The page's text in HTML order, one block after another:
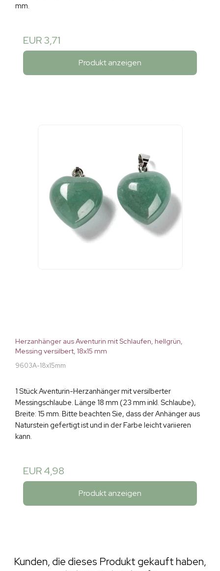
mm.
EUR 3,71
Produkt anzeigen
Herzanhänger aus Aventurin mit Schlaufen, hellgrün,
Messing versilbert, 18x15 mm
9603A-18x15mm
1 Stück Aventurin-Herzanhänger mit versilberter
Messingschlaube. Länge 18 mm (23 mm inkl. Schlaube),
Breite: 15 mm. Bitte beachten Sie, dass der Anhänger aus
Naturstein gefertigt ist und in der Farbe leicht variieren
kann.
EUR 4,98
Produkt anzeigen
Kunden, die dieses Produkt gekauft haben,